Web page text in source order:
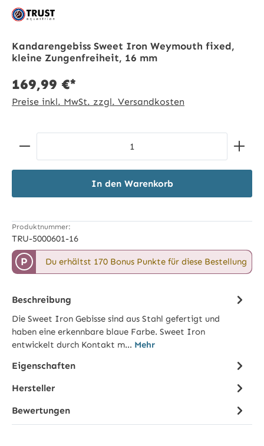
Kandarengebiss Sweet Iron Weymouth fixed,
kleine Zungenfreiheit, 16 mm
169,99 €*
Preise inkl. MwSt. zzgl. Versandkosten
Produkt Anzahl: Gib den gewünschten Wert ein
In den Warenkorb
Produktnummer:
TRU-5000601-16
P Du erhältst 170 Bonus Punkte für diese Bestellung
Beschreibung
Die Sweet Iron Gebisse sind aus Stahl gefertigt und
haben eine erkennbare blaue Farbe. Sweet Iron
entwickelt durch Kontakt m… Mehr
Eigenschaften
Hersteller
Bewertungen